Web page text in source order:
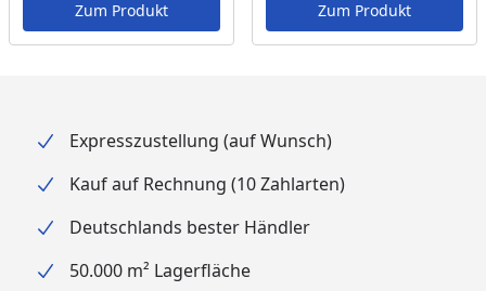
mit der Oase Profinaut 21
Oase hat bei einigen Pumpenmodellen die
Profinaut 21.
Zum Produkt Zum Produkt
Expresszustellung (auf Wunsch)
Kauf auf Rechnung (10 Zahlarten)
Deutschlands bester Händler
50.000 m² Lagerfläche